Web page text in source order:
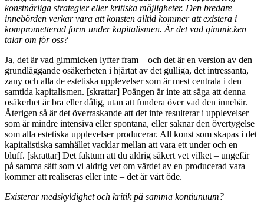
konstnärliga strategier eller kritiska möjligheter. Den bredare
innebörden verkar vara att konsten alltid kommer att existera i
komprometterad form under kapitalismen. Är det vad gimmicken
talar om för oss?
Ja, det är vad gimmicken lyfter fram – och det är en version av den
grundläggande osäkerheten i hjärtat av det gulliga, det intressanta,
zany och alla de estetiska upplevelser som är mest centrala i den
samtida kapitalismen. [skrattar] Poängen är inte att säga att denna
osäkerhet är bra eller dålig, utan att fundera över vad den innebär.
Återigen så är det överraskande att det inte resulterar i upplevelser
som är mindre intensiva eller spontana, eller saknar den övertygelse
som alla estetiska upplevelser producerar. All konst som skapas i det
kapitalistiska samhället vacklar mellan att vara ett under och en
bluff. [skrattar] Det faktum att du aldrig säkert vet vilket – ungefär
på samma sätt som vi aldrig vet om värdet av en producerad vara
kommer att realiseras eller inte – det är vårt öde.
Existerar medskyldighet och kritik på samma kontiunuum?